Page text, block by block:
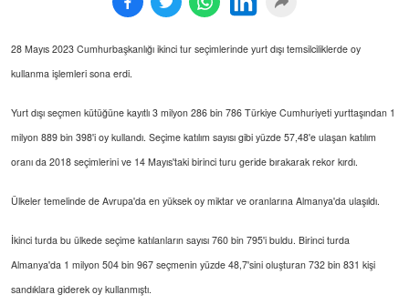
28 Mayıs 2023 Cumhurbaşkanlığı ikinci tur seçimlerinde yurt dışı temsilciliklerde oy
kullanma işlemleri sona erdi.
Yurt dışı seçmen kütüğüne kayıtlı 3 milyon 286 bin 786 Türkiye Cumhuriyeti yurttaşından 1
milyon 889 bin 398'i oy kullandı. Seçime katılım sayısı gibi yüzde 57,48'e ulaşan katılım
oranı da 2018 seçimlerini ve 14 Mayıs'taki birinci turu geride bırakarak rekor kırdı.
Ülkeler temelinde de Avrupa'da en yüksek oy miktar ve oranlarına Almanya'da ulaşıldı.
İkinci turda bu ülkede seçime katılanların sayısı 760 bin 795'i buldu. Birinci turda
Almanya'da 1 milyon 504 bin 967 seçmenin yüzde 48,7'sini oluşturan 732 bin 831 kişi
sandıklara giderek oy kullanmıştı.